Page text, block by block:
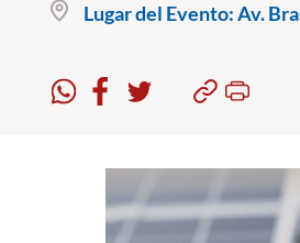
Lugar del Evento:Av.